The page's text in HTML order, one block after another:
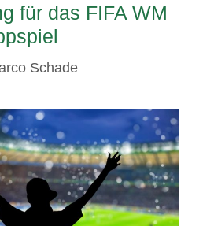
für das FIFA WM
Schade